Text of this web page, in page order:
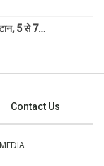
5 से 7…
Contact Us